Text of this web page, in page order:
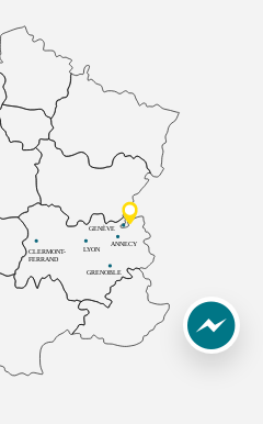
CLERMONT-
FERRAND
LYON
ANNECY
GRENOBLE
GENÈVE